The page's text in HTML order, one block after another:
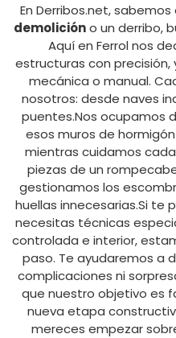
En Derribos.net,
demolicióno un derribo,
Aquí en Ferrol nos
estructuras con
mecánica o manual.
nosotros: desde naves
puentes.Nos ocupamos
esos muros de
mientras cuidamos
piezas de un
gestionamos los
huellas innecesarias.Si te
necesitas técnicas
controlada e interior,
paso. Te ayudaremos a
complicaciones ni
que nuestro objetivo es
nueva etapa
mereces empezar